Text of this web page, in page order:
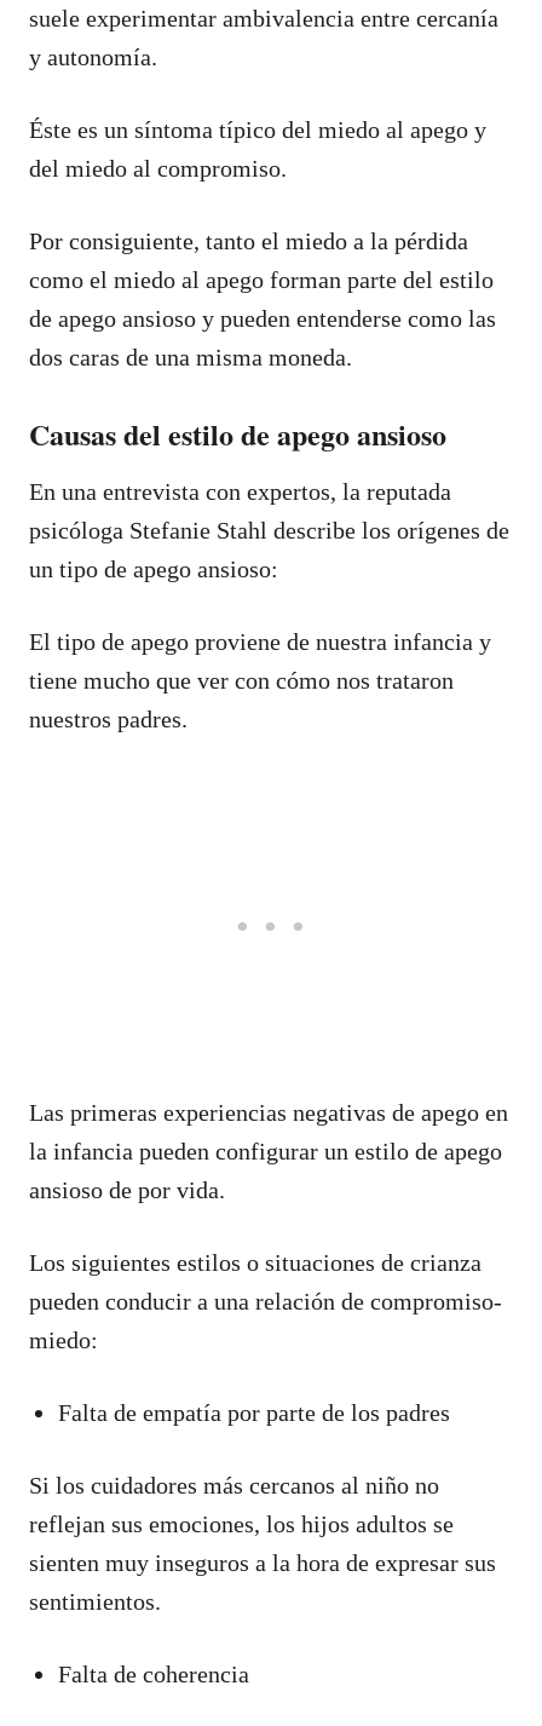
suele experimentar ambivalencia entre cercanía
y autonomía.
Éste es un síntoma típico del miedo al apego y
del miedo al compromiso.
Por consiguiente, tanto el miedo a la pérdida
como el miedo al apego forman parte del estilo
de apego ansioso y pueden entenderse como las
dos caras de una misma moneda.
Causas del estilo de apego ansioso
En una entrevista con expertos, la reputada
psicóloga Stefanie Stahl describe los orígenes de
un tipo de apego ansioso:
El tipo de apego proviene de nuestra infancia y
tiene mucho que ver con cómo nos trataron
nuestros padres.
Las primeras experiencias negativas de apego en
la infancia pueden configurar un estilo de apego
ansioso de por vida.
Los siguientes estilos o situaciones de crianza
pueden conducir a una relación de compromiso-
miedo:
Falta de empatía por parte de los padres
Si los cuidadores más cercanos al niño no
reflejan sus emociones, los hijos adultos se
sienten muy inseguros a la hora de expresar sus
sentimientos.
Falta de coherencia